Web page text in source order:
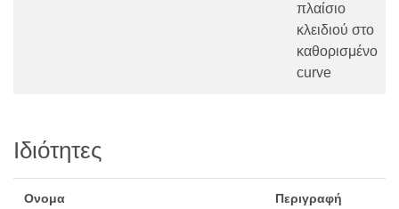
πλαίσιο
κλειδιού στο
καθορισμένο
curve
Ιδιότητες
Ονομα Περιγραφή